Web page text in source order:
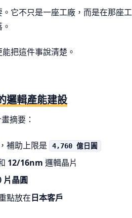
。它不只是一座工廠，而是在那座工
把這件事說清楚。
邏輯產能建設
摘要：
補助上限是 4,760 億日圓
12/16nm 邏輯晶片
片晶圓
點放在日本客戶